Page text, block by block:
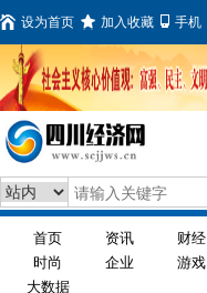
设为首页 加入收藏 手机
首页 资讯 财经
时尚
企业 游戏
大数据